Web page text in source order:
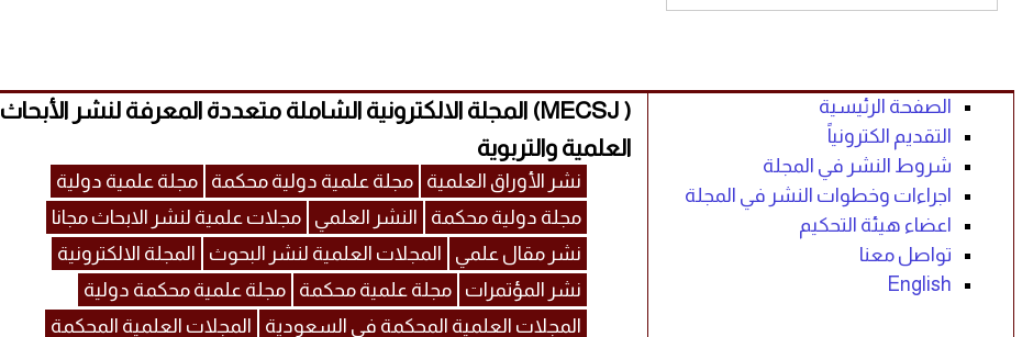
الصفحة الرئيسية
التقديم الكترونياً
شروط النشر في المجلة
اجراءات وخطوات النشر في المجلة
اعضاء هيئة التحكيم
تواصل معنا
English
( MECSJ) المجلة الالكترونية الشاملة متعددة المعرفة لنشر الأبحاث
العلمية والتربوية
نشر الأوراق العلمية مجلة علمية دولية محكمة
مجلة علمية دولية
مجلة دولية محكمة
النشر العلمي
مجلات علمية لنشر الابحاث مجانا
نشر مقال علمي
المجلات العلمية لنشر البحوث
المجلة الالكترونية
نشر المؤتمرات
مجلة علمية محكمة
مجلة علمية محكمة دولية
المجلات العلمية المحكمة في السعودية
المجلات العلمية المحكمة